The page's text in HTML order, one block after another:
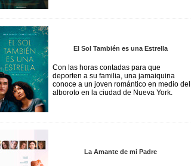
El Sol También es una Estrella
Con las horas contadas para que
deporten a su familia, una jamaiquina
conoce a un joven romántico en medio del
alboroto en la ciudad de Nueva York.
La Amante de mi Padre